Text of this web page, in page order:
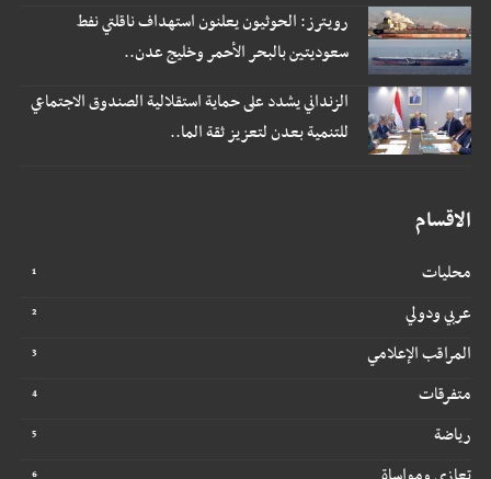
رويترز: الحوثيون يعلنون استهداف ناقلتي نفط
سعوديتين بالبحر الأحمر وخليج عدن..
الزنداني يشدد على حماية استقلالية الصندوق الاجتماعي
للتنمية بعدن لتعزيز ثقة الما..
الاقسام
محليات
عربي ودولي
المراقب الإعلامي
متفرقات
رياضة